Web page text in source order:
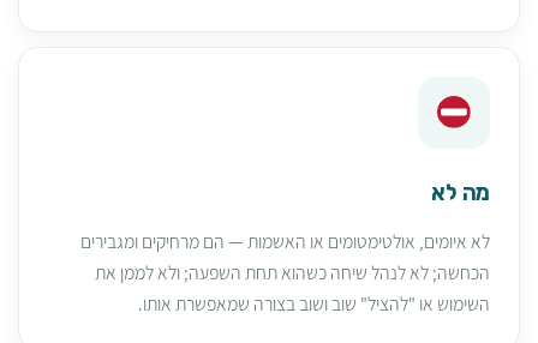
מה לא
לא איומים, אולטימטומים או האשמות — הם מרחיקים ומגבירים
הכחשה; לא לנהל שיחה כשהוא תחת השפעה; ולא לממן את
השימוש או "להציל" שוב ושוב בצורה שמאפשרת אותו.